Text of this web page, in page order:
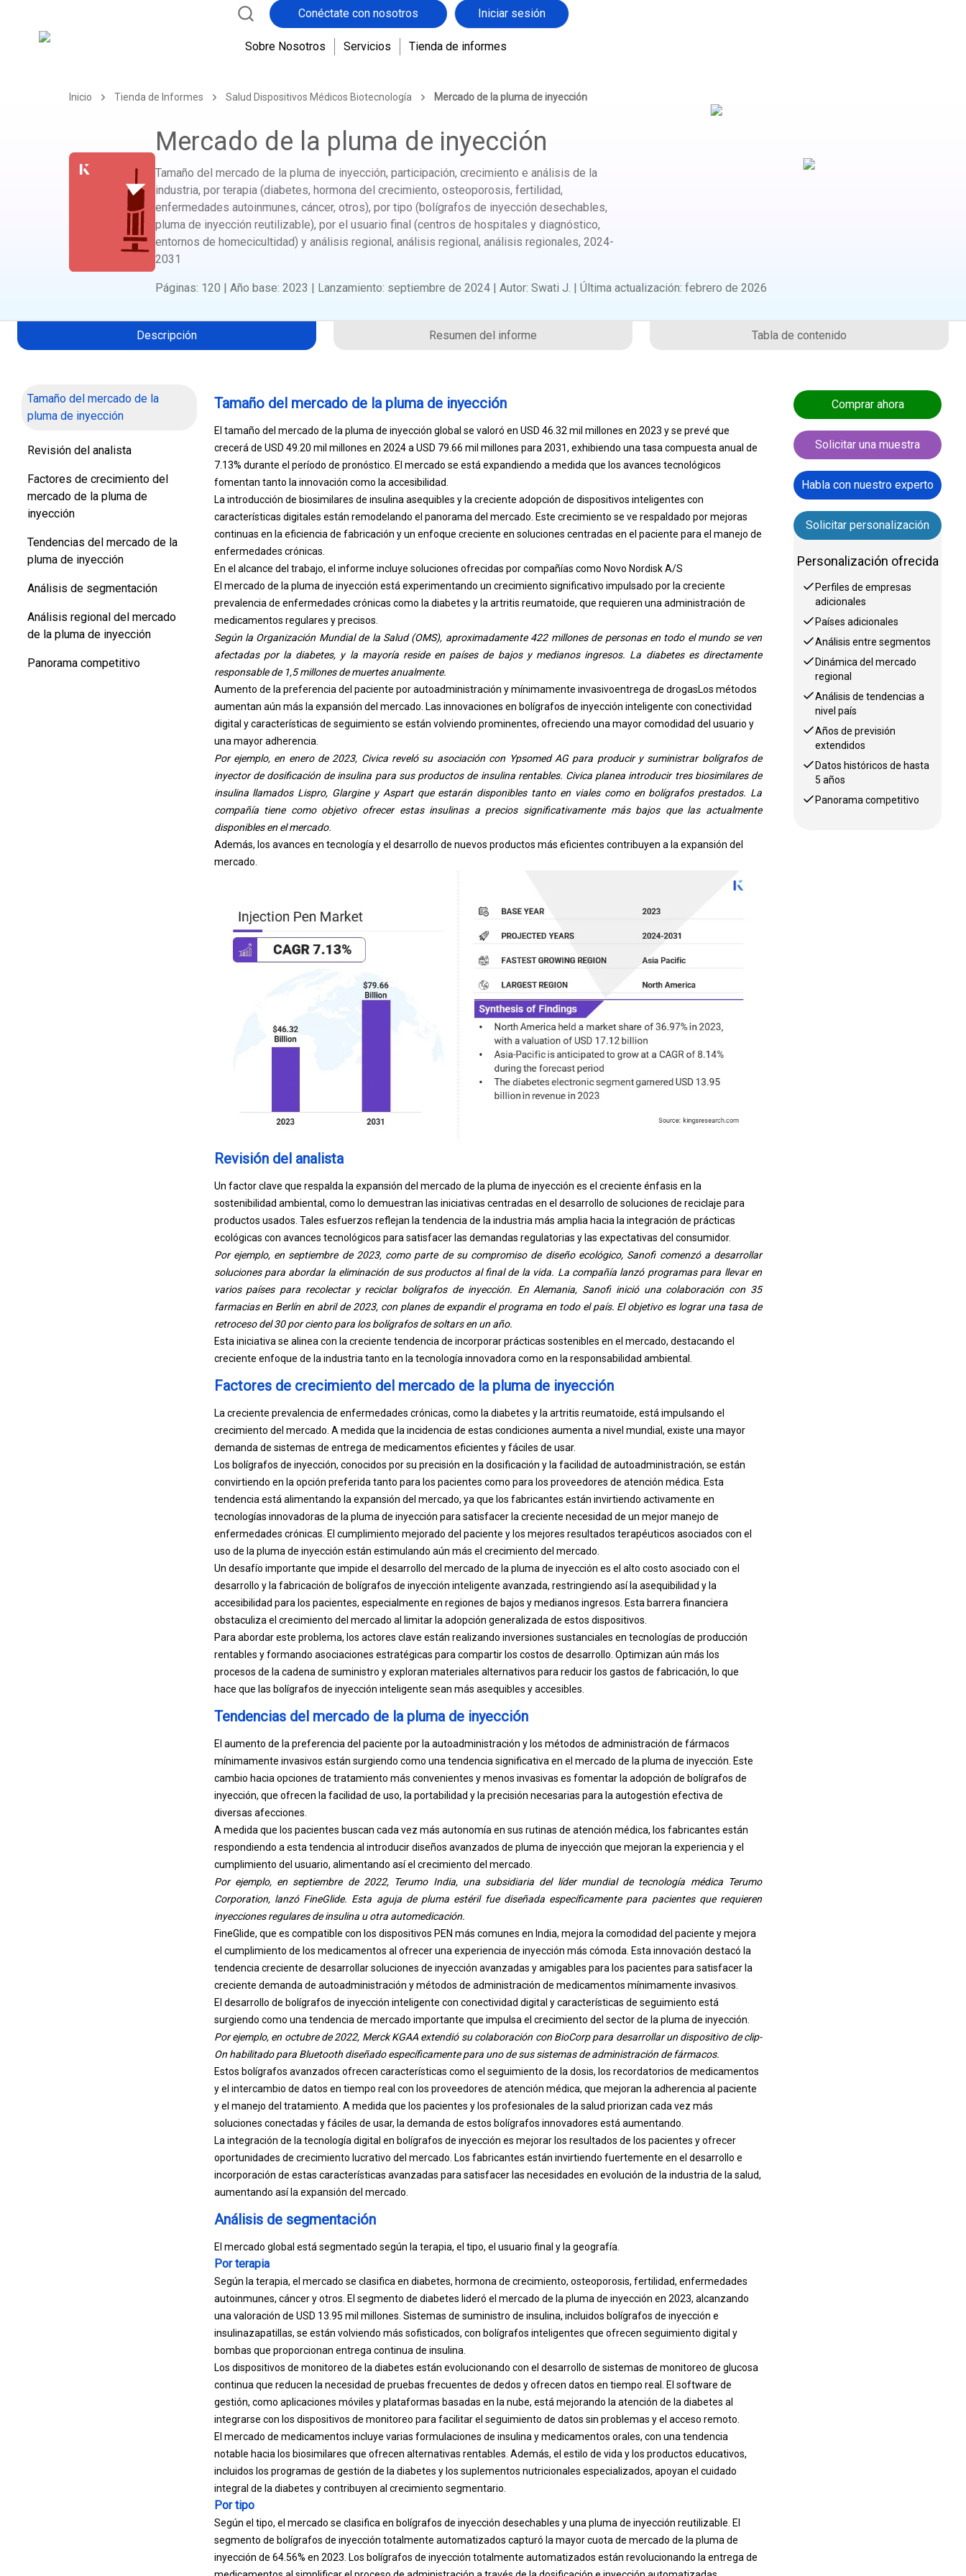
Conéctate con nosotros Iniciar sesión
Sobre Nosotros Servicios Tienda de informes
Inicio Tienda de Informes Salud Dispositivos Médicos Biotecnología Mercado de la pluma de inyección
Mercado de la pluma de inyección
Tamaño del mercado de la pluma de inyección, participación, crecimiento e análisis de la
industria, por terapia (diabetes, hormona del crecimiento, osteoporosis, fertilidad,
enfermedades autoinmunes, cáncer, otros), por tipo (bolígrafos de inyección desechables,
pluma de inyección reutilizable), por el usuario final (centros de hospitales y diagnóstico,
entornos de homecicultidad) y análisis regional, análisis regional, análisis regionales, 2024-
2031
Páginas: 120 | Año base: 2023 | Lanzamiento: septiembre de 2024 | Autor: Swati J. | Última actualización: febrero de 2026
Descripción Resumen del informe Tabla de contenido
Tamaño del mercado de la
pluma de inyección
Revisión del analista
Factores de crecimiento del
mercado de la pluma de
inyección
Tendencias del mercado de la
pluma de inyección
Análisis de segmentación
Análisis regional del mercado
de la pluma de inyección
Panorama competitivo
Tamaño del mercado de la pluma de inyección
El tamaño del mercado de la pluma de inyección global se valoró en USD 46.32 mil millones en 2023 y se prevé que
crecerá de USD 49.20 mil millones en 2024 a USD 79.66 mil millones para 2031, exhibiendo una tasa compuesta anual de
7.13% durante el período de pronóstico. El mercado se está expandiendo a medida que los avances tecnológicos
fomentan tanto la innovación como la accesibilidad.
La introducción de biosimilares de insulina asequibles y la creciente adopción de dispositivos inteligentes con
características digitales están remodelando el panorama del mercado. Este crecimiento se ve respaldado por mejoras
continuas en la eficiencia de fabricación y un enfoque creciente en soluciones centradas en el paciente para el manejo de
enfermedades crónicas.
En el alcance del trabajo, el informe incluye soluciones ofrecidas por compañías como Novo Nordisk A/S
El mercado de la pluma de inyección está experimentando un crecimiento significativo impulsado por la creciente
prevalencia de enfermedades crónicas como la diabetes y la artritis reumatoide, que requieren una administración de
medicamentos regulares y precisos.
Según la Organización Mundial de la Salud (OMS), aproximadamente 422 millones de personas en todo el mundo se ven
afectadas por la diabetes, y la mayoría reside en países de bajos y medianos ingresos. La diabetes es directamente
responsable de 1,5 millones de muertes anualmente.
Aumento de la preferencia del paciente por autoadministración y mínimamente invasivoentrega de drogasLos métodos
aumentan aún más la expansión del mercado. Las innovaciones en bolígrafos de inyección inteligente con conectividad
digital y características de seguimiento se están volviendo prominentes, ofreciendo una mayor comodidad del usuario y
una mayor adherencia.
Por ejemplo, en enero de 2023, Civica reveló su asociación con Ypsomed AG para producir y suministrar bolígrafos de
inyector de dosificación de insulina para sus productos de insulina rentables. Civica planea introducir tres biosimilares de
insulina llamados Lispro, Glargine y Aspart que estarán disponibles tanto en viales como en bolígrafos prestados. La
compañía tiene como objetivo ofrecer estas insulinas a precios significativamente más bajos que las actualmente
disponibles en el mercado.
Además, los avances en tecnología y el desarrollo de nuevos productos más eficientes contribuyen a la expansión del
mercado.
Revisión del analista
Un factor clave que respalda la expansión del mercado de la pluma de inyección es el creciente énfasis en la
sostenibilidad ambiental, como lo demuestran las iniciativas centradas en el desarrollo de soluciones de reciclaje para
productos usados. Tales esfuerzos reflejan la tendencia de la industria más amplia hacia la integración de prácticas
ecológicas con avances tecnológicos para satisfacer las demandas regulatorias y las expectativas del consumidor.
Por ejemplo, en septiembre de 2023, como parte de su compromiso de diseño ecológico, Sanofi comenzó a desarrollar
soluciones para abordar la eliminación de sus productos al final de la vida. La compañía lanzó programas para llevar en
varios países para recolectar y reciclar bolígrafos de inyección. En Alemania, Sanofi inició una colaboración con 35
farmacias en Berlín en abril de 2023, con planes de expandir el programa en todo el país. El objetivo es lograr una tasa de
retroceso del 30 por ciento para los bolígrafos de soltars en un año.
Esta iniciativa se alinea con la creciente tendencia de incorporar prácticas sostenibles en el mercado, destacando el
creciente enfoque de la industria tanto en la tecnología innovadora como en la responsabilidad ambiental.
Factores de crecimiento del mercado de la pluma de inyección
La creciente prevalencia de enfermedades crónicas, como la diabetes y la artritis reumatoide, está impulsando el
crecimiento del mercado. A medida que la incidencia de estas condiciones aumenta a nivel mundial, existe una mayor
demanda de sistemas de entrega de medicamentos eficientes y fáciles de usar.
Los bolígrafos de inyección, conocidos por su precisión en la dosificación y la facilidad de autoadministración, se están
convirtiendo en la opción preferida tanto para los pacientes como para los proveedores de atención médica. Esta
tendencia está alimentando la expansión del mercado, ya que los fabricantes están invirtiendo activamente en
tecnologías innovadoras de la pluma de inyección para satisfacer la creciente necesidad de un mejor manejo de
enfermedades crónicas. El cumplimiento mejorado del paciente y los mejores resultados terapéuticos asociados con el
uso de la pluma de inyección están estimulando aún más el crecimiento del mercado.
Un desafío importante que impide el desarrollo del mercado de la pluma de inyección es el alto costo asociado con el
desarrollo y la fabricación de bolígrafos de inyección inteligente avanzada, restringiendo así la asequibilidad y la
accesibilidad para los pacientes, especialmente en regiones de bajos y medianos ingresos. Esta barrera financiera
obstaculiza el crecimiento del mercado al limitar la adopción generalizada de estos dispositivos.
Para abordar este problema, los actores clave están realizando inversiones sustanciales en tecnologías de producción
rentables y formando asociaciones estratégicas para compartir los costos de desarrollo. Optimizan aún más los
procesos de la cadena de suministro y exploran materiales alternativos para reducir los gastos de fabricación, lo que
hace que las bolígrafos de inyección inteligente sean más asequibles y accesibles.
Tendencias del mercado de la pluma de inyección
El aumento de la preferencia del paciente por la autoadministración y los métodos de administración de fármacos
mínimamente invasivos están surgiendo como una tendencia significativa en el mercado de la pluma de inyección. Este
cambio hacia opciones de tratamiento más convenientes y menos invasivas es fomentar la adopción de bolígrafos de
inyección, que ofrecen la facilidad de uso, la portabilidad y la precisión necesarias para la autogestión efectiva de
diversas afecciones.
A medida que los pacientes buscan cada vez más autonomía en sus rutinas de atención médica, los fabricantes están
respondiendo a esta tendencia al introducir diseños avanzados de pluma de inyección que mejoran la experiencia y el
cumplimiento del usuario, alimentando así el crecimiento del mercado.
Por ejemplo, en septiembre de 2022, Terumo India, una subsidiaria del líder mundial de tecnología médica Terumo
Corporation, lanzó FineGlide. Esta aguja de pluma estéril fue diseñada específicamente para pacientes que requieren
inyecciones regulares de insulina u otra automedicación.
FineGlide, que es compatible con los dispositivos PEN más comunes en India, mejora la comodidad del paciente y mejora
el cumplimiento de los medicamentos al ofrecer una experiencia de inyección más cómoda. Esta innovación destacó la
tendencia creciente de desarrollar soluciones de inyección avanzadas y amigables para los pacientes para satisfacer la
creciente demanda de autoadministración y métodos de administración de medicamentos mínimamente invasivos.
El desarrollo de bolígrafos de inyección inteligente con conectividad digital y características de seguimiento está
surgiendo como una tendencia de mercado importante que impulsa el crecimiento del sector de la pluma de inyección.
Por ejemplo, en octubre de 2022, Merck KGAA extendió su colaboración con BioCorp para desarrollar un dispositivo de clip-
On habilitado para Bluetooth diseñado específicamente para uno de sus sistemas de administración de fármacos.
Estos bolígrafos avanzados ofrecen características como el seguimiento de la dosis, los recordatorios de medicamentos
y el intercambio de datos en tiempo real con los proveedores de atención médica, que mejoran la adherencia al paciente
y el manejo del tratamiento. A medida que los pacientes y los profesionales de la salud priorizan cada vez más
soluciones conectadas y fáciles de usar, la demanda de estos bolígrafos innovadores está aumentando.
La integración de la tecnología digital en bolígrafos de inyección es mejorar los resultados de los pacientes y ofrecer
oportunidades de crecimiento lucrativo del mercado. Los fabricantes están invirtiendo fuertemente en el desarrollo e
incorporación de estas características avanzadas para satisfacer las necesidades en evolución de la industria de la salud,
aumentando así la expansión del mercado.
Análisis de segmentación
El mercado global está segmentado según la terapia, el tipo, el usuario final y la geografía.
Por terapia
Según la terapia, el mercado se clasifica en diabetes, hormona de crecimiento, osteoporosis, fertilidad, enfermedades
autoinmunes, cáncer y otros. El segmento de diabetes lideró el mercado de la pluma de inyección en 2023, alcanzando
una valoración de USD 13.95 mil millones. Sistemas de suministro de insulina, incluidos bolígrafos de inyección e
insulinazapatillas, se están volviendo más sofisticados, con bolígrafos inteligentes que ofrecen seguimiento digital y
bombas que proporcionan entrega continua de insulina.
Los dispositivos de monitoreo de la diabetes están evolucionando con el desarrollo de sistemas de monitoreo de glucosa
continua que reducen la necesidad de pruebas frecuentes de dedos y ofrecen datos en tiempo real. El software de
gestión, como aplicaciones móviles y plataformas basadas en la nube, está mejorando la atención de la diabetes al
integrarse con los dispositivos de monitoreo para facilitar el seguimiento de datos sin problemas y el acceso remoto.
El mercado de medicamentos incluye varias formulaciones de insulina y medicamentos orales, con una tendencia
notable hacia los biosimilares que ofrecen alternativas rentables. Además, el estilo de vida y los productos educativos,
incluidos los programas de gestión de la diabetes y los suplementos nutricionales especializados, apoyan el cuidado
integral de la diabetes y contribuyen al crecimiento segmentario.
Por tipo
Según el tipo, el mercado se clasifica en bolígrafos de inyección desechables y una pluma de inyección reutilizable. El
segmento de bolígrafos de inyección totalmente automatizados capturó la mayor cuota de mercado de la pluma de
inyección de 64.56% en 2023. Los bolígrafos de inyección totalmente automatizados están revolucionando la entrega de
Comprar ahora
Solicitar una muestra
Habla con nuestro experto
Solicitar personalización
Personalización ofrecida
Perfiles de empresas
adicionales
Países adicionales
Análisis entre segmentos
Dinámica del mercado
regional
Análisis de tendencias a
nivel país
Años de previsión
extendidos
Datos históricos de hasta
5 años
Panorama competitivo